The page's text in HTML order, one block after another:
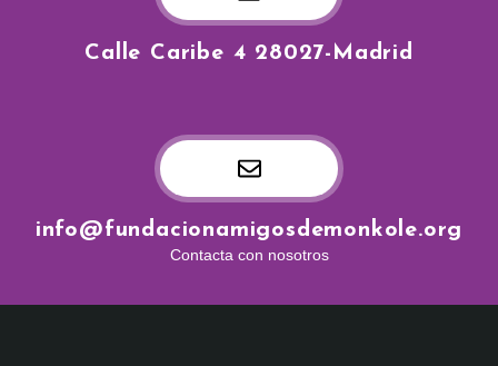
Calle Caribe 4 28027-Madrid
info@fundacionamigosdemonkole.org
Contacta con nosotros